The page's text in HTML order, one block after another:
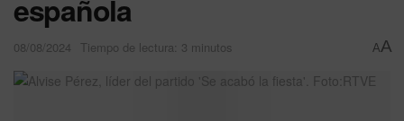
española
08/08/2024 Tiempo de lectura: 3 minutos AA